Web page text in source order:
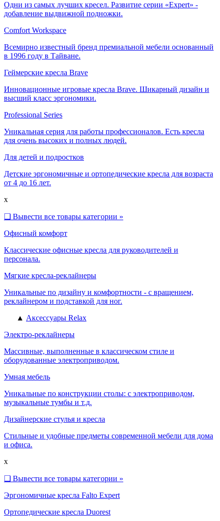
Одни из самых лучших кресел. Развитие серии «Expert» -
добавление выдвижной подножки.
Comfort Workspace
Всемирно известный бренд премиальной мебели основанный
в 1996 году в Тайване.
Геймерские кресла Brave
Инновационные игровые кресла Brave. Шикарный дизайн и
высший класс эргономики.
Professional Series
Уникальная серия для работы профессионалов. Есть кресла
для очень высоких и полных людей.
Для детей и подростков
Детские эргономичные и ортопедические кресла для возраста
от 4 до 16 лет.
x
❑ Вывести все товары категории »
Офисный комфорт
Классические офисные кресла для руководителей и
персонала.
Мягкие кресла-реклайнеры
Уникальные по дизайну и комфортности - с вращением,
реклайнером и подставкой для ног.
▲ Аксессуары Relax
Электро-реклайнеры
Массивные, выполненные в классическом стиле и
оборудованные электроприводом.
Умная мебель
Уникальные по конструкции столы: с электроприводом,
музыкальные тумбы и т.д.
Дизайнерские стулья и кресла
Стильные и удобные предметы современной мебели для дома
и офиса.
x
❑ Вывести все товары категории »
Эргономичные кресла Falto Expert
Ортопедические кресла Duorest